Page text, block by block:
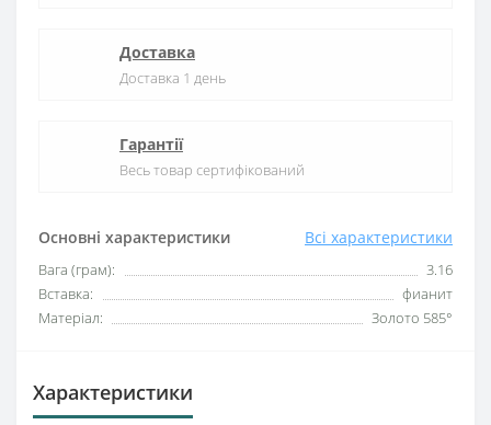
Основні характеристики Всі характеристики
Вага (грам):
3.16
Вставка:
фианит
Матеріал:
Золото 585°
Доставка
Доставка 1 день
Гарантії
Весь товар сертифікований
Характеристики